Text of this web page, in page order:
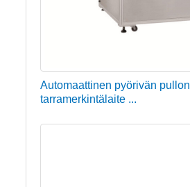
Automaattinen pyörivän pullon
tarramerkintälaite ...